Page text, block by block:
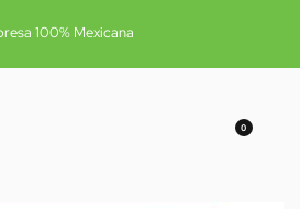
100% Mexicana
0